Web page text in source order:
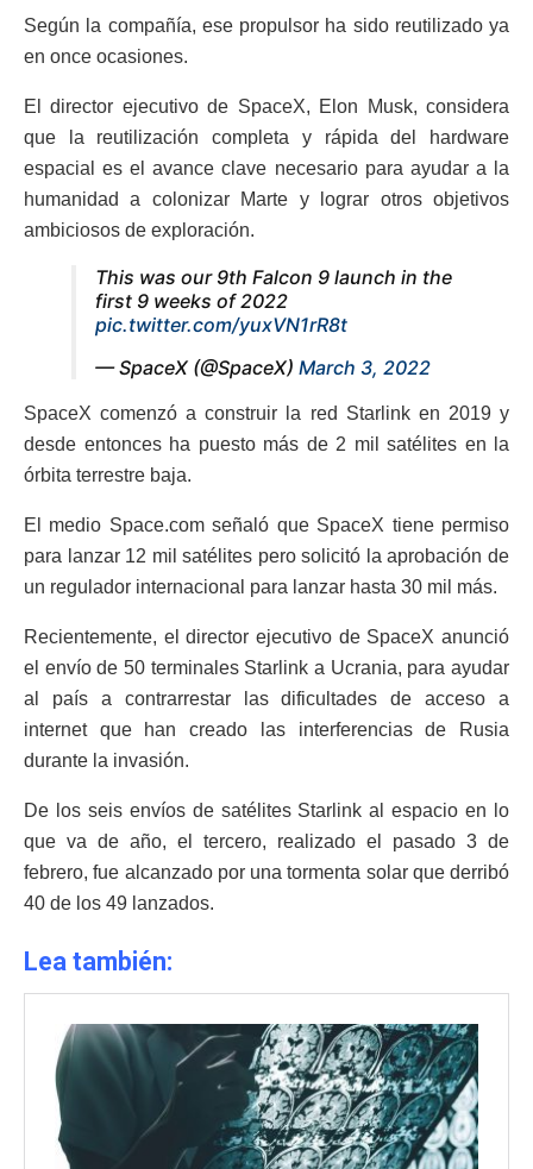
Según la compañía, ese propulsor ha sido reutilizado ya
en once ocasiones.
El director ejecutivo de SpaceX, Elon Musk, considera
que la reutilización completa y rápida del hardware
espacial es el avance clave necesario para ayudar a la
humanidad a colonizar Marte y lograr otros objetivos
ambiciosos de exploración.
This was our 9th Falcon 9 launch in the
first 9 weeks of 2022
pic.twitter.com/yuxVN1rR8t
— SpaceX (@SpaceX) March 3, 2022
SpaceX comenzó a construir la red Starlink en 2019 y
desde entonces ha puesto más de 2 mil satélites en la
órbita terrestre baja.
El medio Space.com señaló que SpaceX tiene permiso
para lanzar 12 mil satélites pero solicitó la aprobación de
un regulador internacional para lanzar hasta 30 mil más.
Recientemente, el director ejecutivo de SpaceX anunció
el envío de 50 terminales Starlink a Ucrania, para ayudar
al país a contrarrestar las dificultades de acceso a
internet que han creado las interferencias de Rusia
durante la invasión.
De los seis envíos de satélites Starlink al espacio en lo
que va de año, el tercero, realizado el pasado 3 de
febrero, fue alcanzado por una tormenta solar que derribó
40 de los 49 lanzados.
Lea también: